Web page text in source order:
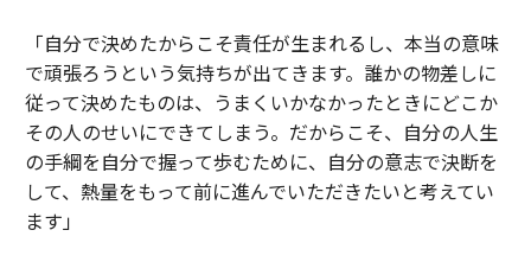
「自分で決めたからこそ責任が生まれるし、本当の意味
で頑張ろうという気持ちが出てきます。誰かの物差しに
従って決めたものは、うまくいかなかったときにどこか
その人のせいにできてしまう。だからこそ、自分の人生
の手綱を自分で握って歩むために、自分の意志で決断を
して、熱量をもって前に進んでいただきたいと考えてい
ます」